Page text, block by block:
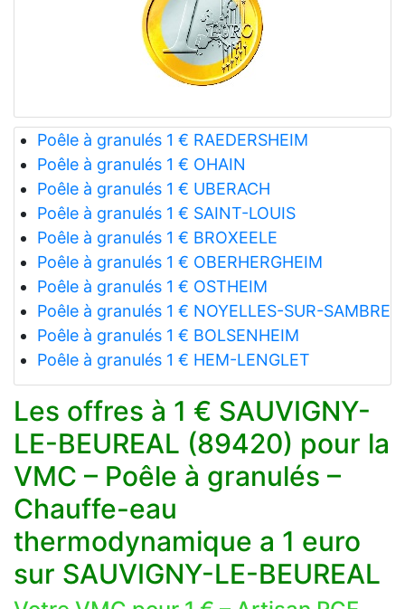
Poêle à granulés 1 € RAEDERSHEIM
Poêle à granulés 1 € OHAIN
Poêle à granulés 1 € UBERACH
Poêle à granulés 1 € SAINT-LOUIS
Poêle à granulés 1 € BROXEELE
Poêle à granulés 1 € OBERHERGHEIM
Poêle à granulés 1 € OSTHEIM
Poêle à granulés 1 € NOYELLES-SUR-SAMBRE
Poêle à granulés 1 € BOLSENHEIM
Poêle à granulés 1 € HEM-LENGLET
Les offres à 1 € SAUVIGNY-
LE-BEUREAL (89420) pour la
VMC – Poêle à granulés –
Chauffe-eau
thermodynamique a 1 euro
sur SAUVIGNY-LE-BEUREAL